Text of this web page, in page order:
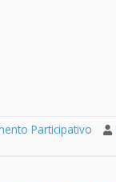
Participativo